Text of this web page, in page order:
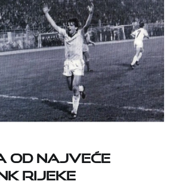
od najveće
Rijeke